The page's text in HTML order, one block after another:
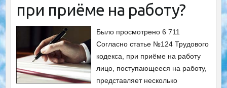
при приёме на работу?
Было просмотрено 6 711
Согласно статье №124 Трудового
кодекса, при приёме на работу
лицо, поступающееся на работу,
представляет несколько